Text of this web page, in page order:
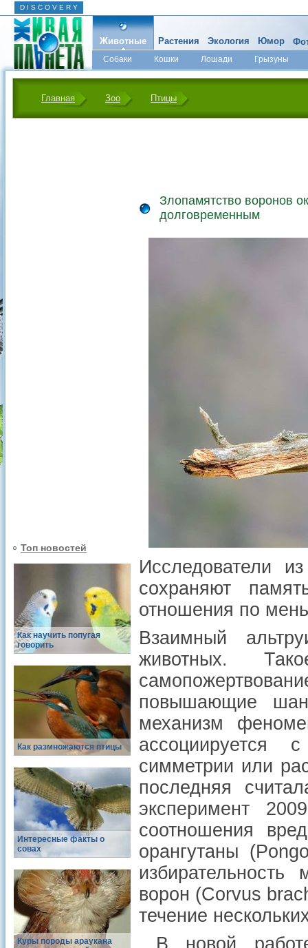
D I S C O V E R Y
Животные
Собаки Кошки Лошади
Грызуны
Микромир
Растения Экология Юмор
Главная Зоо Птицы
Топ новостей
Как научить попугая
говорить
Как размножаются птицы
Интересные факты о
совах
Куры породы араукана
Злопамятство воронов
долговременным
Исследователи
сохраняют
отношения по
Взаимный
животных.
повышающие
механизм
ассоциируется
симметрии или
последняя
эксперимент
соотношения
орангутаны (
ворон (Corvus
течение
В новой